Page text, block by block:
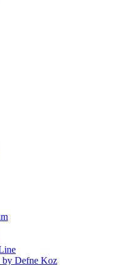
by Defne Koz